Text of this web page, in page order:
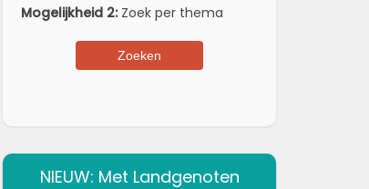
Mogelijkheid 2:Zoek per thema
NIEUW: Met Landgenoten